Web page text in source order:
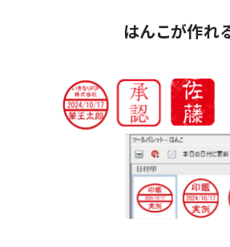
はんこが作れ